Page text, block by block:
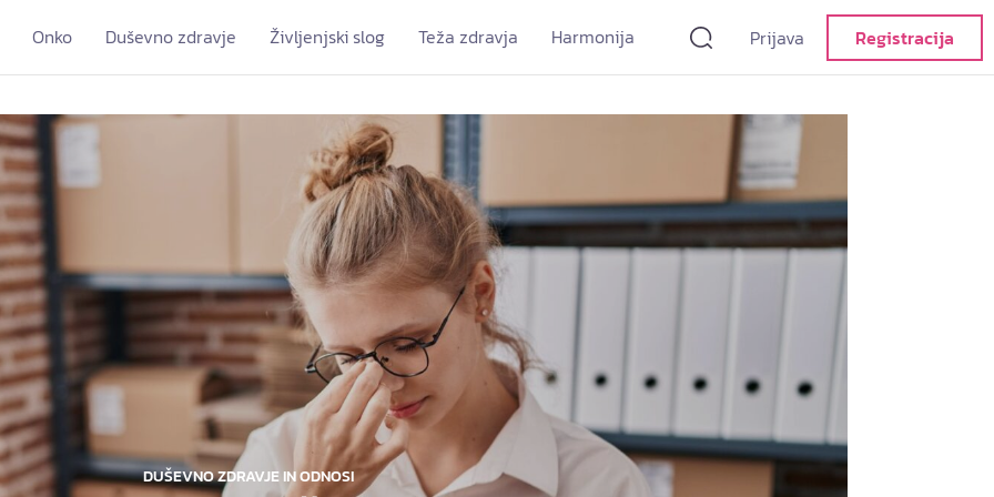
Onko Duševno zdravje Življenjski slog Teža zdravja Harmonija Prijava Registracija
DUŠEVNO ZDRAVJE IN ODNOSI